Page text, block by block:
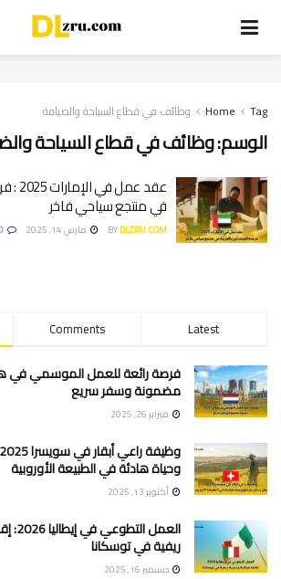
Home Tag وظائف في قطاع السياحة والضيافة
الوسم:وظائف في قطاع السياحة
عقد
في منتجع سياحي فاخر
BYDLZRU.COM مارس 14, 2025
Comments Latest
مضمونة وسفر سريع
فبراير 26, 2025
وحياة هادئة في الطبيعة الأوروبية
أكتوبر 13, 2025
العمل
ريفية في توسكانا
ديسمبر 16, 2025